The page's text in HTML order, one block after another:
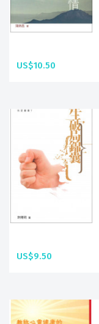
US$10.50
US$9.50